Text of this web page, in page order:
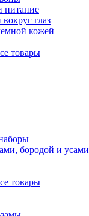
питание
глаз
кожей
товары
бородой и усами
товары